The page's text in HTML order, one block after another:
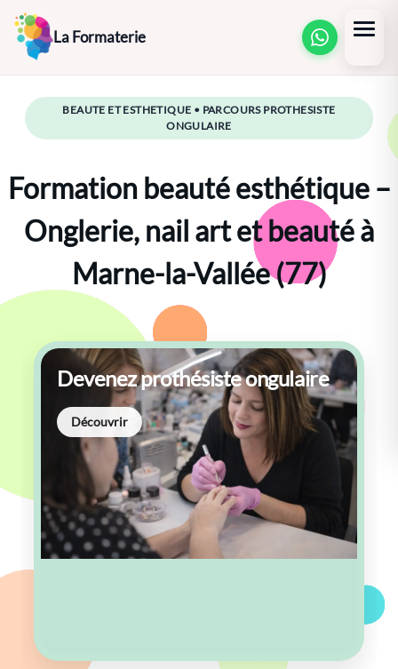
Aller
au
contenu
La Formaterie
BEAUTE ET ESTHETIQUE • PARCOURS PROTHESISTE
ONGULAIRE
Formation beauté esthétique –
Onglerie, nail art et beauté à
Marne-la-Vallée (77)
Devenez prothésiste ongulaire
Découvrir